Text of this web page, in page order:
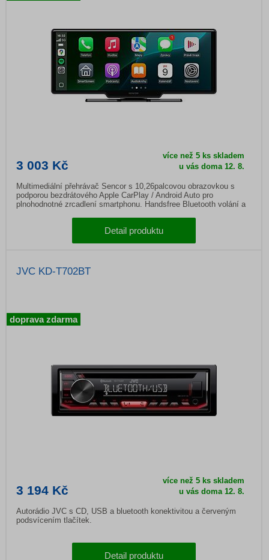
3 003 Kč
více než 5 ks skladem
u vás doma12. 8.
Multimediální přehrávač Sencor s 10,26palcovou obrazovkou s
podporou bezdrátového Apple CarPlay / Android Auto pro
plnohodnotné zrcadlení smartphonu. Handsfree Bluetooth volání a
Detail produktu
JVC KD-T702BT
3 194 Kč
více než 5 ks skladem
u vás doma12. 8.
Autorádio JVC s CD, USB a bluetooth konektivitou a červeným
podsvícením tlačítek.
Detail produktu
doprava zdarma